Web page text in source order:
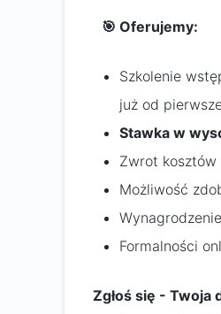
🎯 Oferujemy:
Szkolenie
już od
Stawka w
Zwrot kosztów
Możliwość
Formalności
Zgłoś się - Twoja